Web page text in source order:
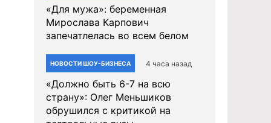
«Для мужа»: беременная
Мирослава Карпович
запечатлелась во всем белом
НОВОСТИ ШОУ-БИЗНЕСА 4 часа назад
«Должно быть 6-7 на всю
страну»: Олег Меньшиков
обрушился с критикой на